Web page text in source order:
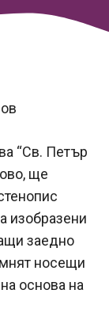
“Св. Петър
ще
изобразени
заедно
носещи
основа на